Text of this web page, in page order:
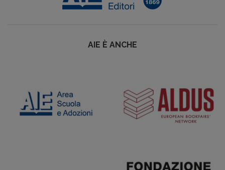
AIE È ANCHE